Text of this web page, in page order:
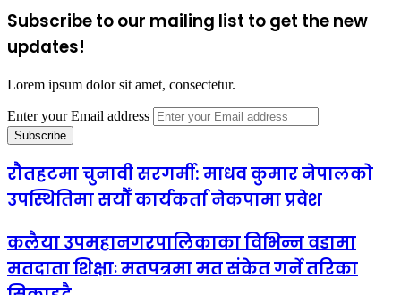
Subscribe to our mailing list to get the new
updates!
Lorem ipsum dolor sit amet, consectetur.
Enter your Email address
रौतहटमा चुनावी सरगर्मी: माधव कुमार नेपालको
उपस्थितिमा सयौँ कार्यकर्ता नेकपामा प्रवेश
कलैया उपमहानगरपालिकाका विभिन्न वडामा
मतदाता शिक्षाः मतपत्रमा मत संकेत गर्ने तरिका